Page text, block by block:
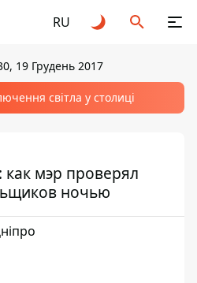
RU
19 Грудень 2017
світла у столиці
как мэр проверял
ночью